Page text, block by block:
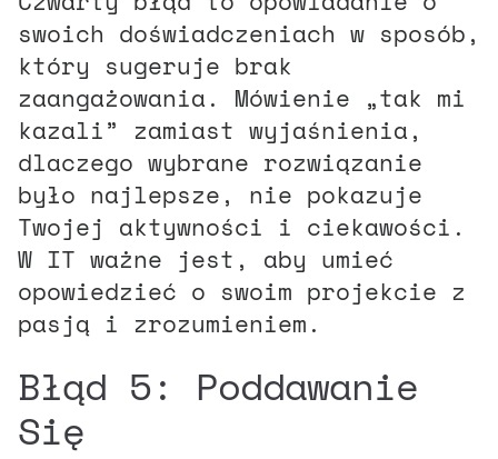
swoich doświadczeniach w sposób,
który sugeruje brak
zaangażowania. Mówienie „tak mi
kazali” zamiast wyjaśnienia,
dlaczego wybrane rozwiązanie
było najlepsze, nie pokazuje
Twojej aktywności i ciekawości.
W IT ważne jest, aby umieć
opowiedzieć o swoim projekcie z
pasją i zrozumieniem.
Błąd 5: Poddawanie
Się